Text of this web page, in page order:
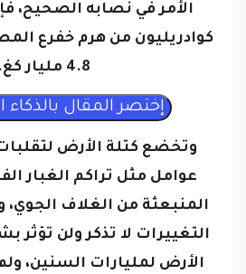
كوادريليون من هرم خفرع
4.8 مليار كغ.
وتخضع كتلة الأرض
عوامل مثل تراكم الغبار
المنبعثة من الغلاف الجوي،
التغييرات لا تذكر ولن تؤثر
الأرض لمليارات السنين،